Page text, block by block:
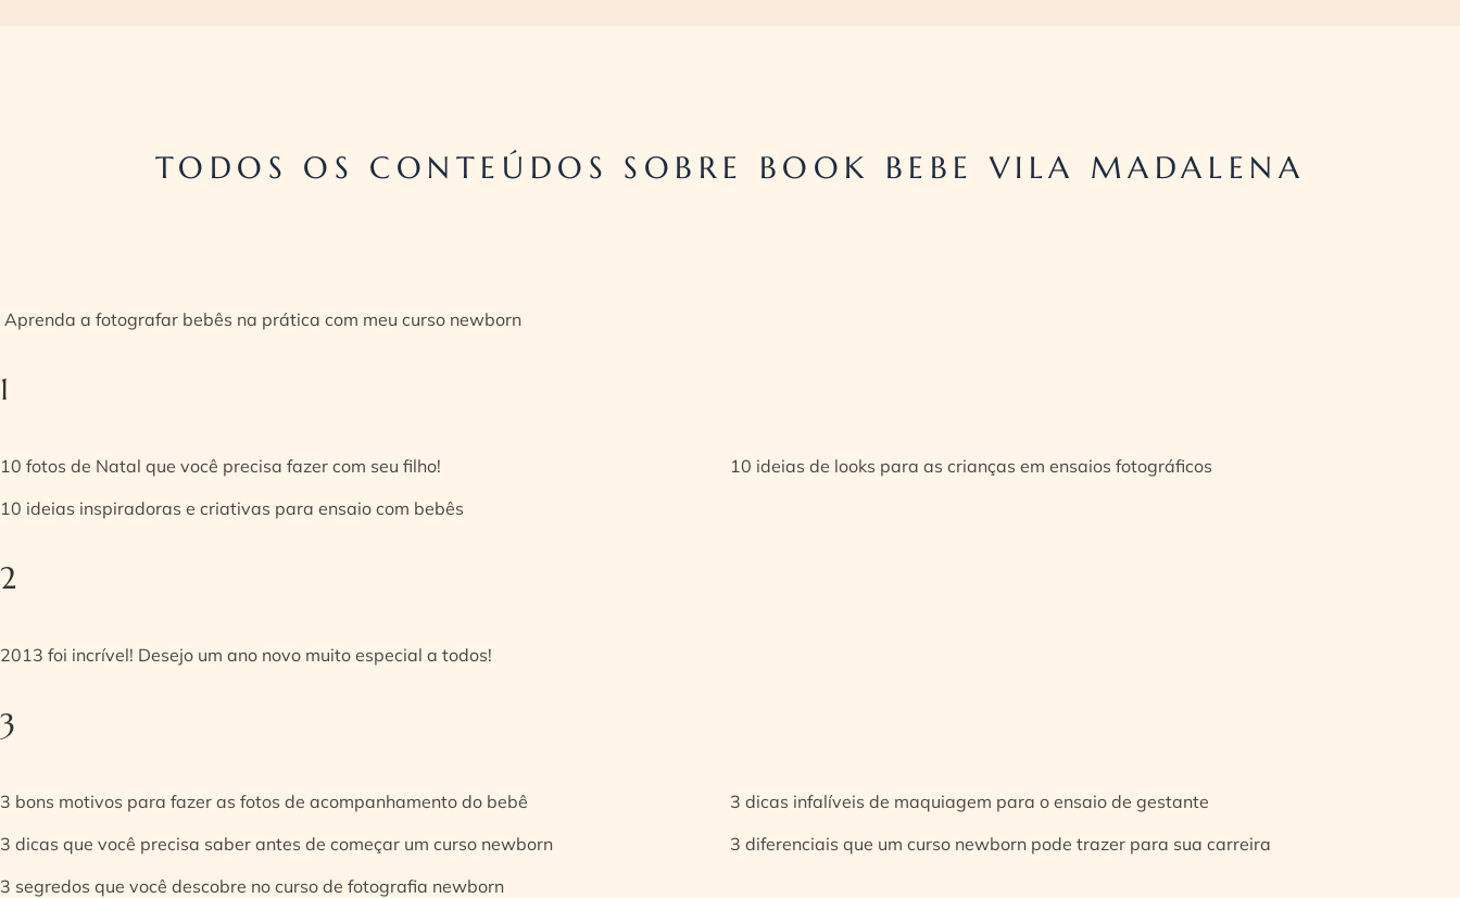
TODOS OS CONTEÚDOS SOBRE BOOK BEBE VILA MADALENA
Aprenda a fotografar bebês na prática com meu curso newborn
1
10 fotos de Natal que você precisa fazer com seu filho!
10 ideias de looks para as crianças em ensaios fotográficos
10 ideias inspiradoras e criativas para ensaio com bebês
2
2013 foi incrível! Desejo um ano novo muito especial a todos!
3
3 bons motivos para fazer as fotos de acompanhamento do bebê
3 dicas infalíveis de maquiagem para o ensaio de gestante
3 dicas que você precisa saber antes de começar um curso newborn
3 diferenciais que um curso newborn pode trazer para sua carreira
3 segredos que você descobre no curso de fotografia newborn